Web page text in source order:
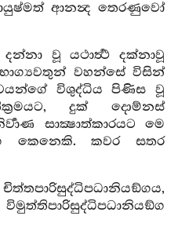
ආනන්‍ද තෙරණුවෝ
වූ යථාර්‍ත්‍ථ දක්නාවූ
වහන්සේ විසින්
විශුද්ධිය පිණිස වූ
දුක් දොම්නස්
සාක්‍ෂාත්කාරයට මෙ
කෙනෙකි. කවර සතර